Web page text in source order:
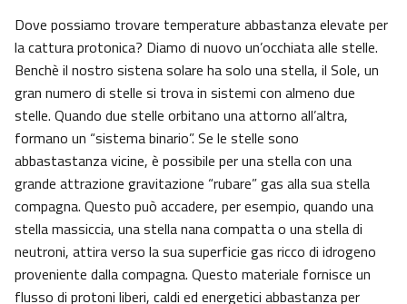
Dove possiamo trovare temperature abbastanza elevate per
la cattura protonica? Diamo di nuovo un’occhiata alle stelle.
Benchè il nostro sistena solare ha solo una stella, il Sole, un
gran numero di stelle si trova in sistemi con almeno due
stelle. Quando due stelle orbitano una attorno all’altra,
formano un “sistema binario”. Se le stelle sono
abbastastanza vicine, è possibile per una stella con una
grande attrazione gravitazione “rubare” gas alla sua stella
compagna. Questo può accadere, per esempio, quando una
stella massiccia, una stella nana compatta o una stella di
neutroni, attira verso la sua superficie gas ricco di idrogeno
proveniente dalla compagna. Questo materiale fornisce un
flusso di protoni liberi, caldi ed energetici abbastanza per